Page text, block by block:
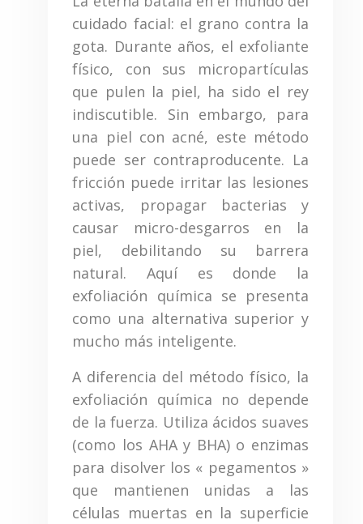
cuidado facial: el grano contra la
gota. Durante años, el exfoliante
físico, con sus micropartículas
que pulen la piel, ha sido el rey
indiscutible. Sin embargo, para
una piel con acné, este método
puede ser contraproducente. La
fricción puede irritar las lesiones
activas, propagar bacterias y
causar micro-desgarros en la
piel, debilitando su barrera
natural. Aquí es donde la
exfoliación química se presenta
como una alternativa superior y
mucho más inteligente.
A diferencia del método físico, la
exfoliación química no depende
de la fuerza. Utiliza ácidos suaves
(como los AHA y BHA) o enzimas
para disolver los « pegamentos »
que mantienen unidas a las
células muertas en la superficie